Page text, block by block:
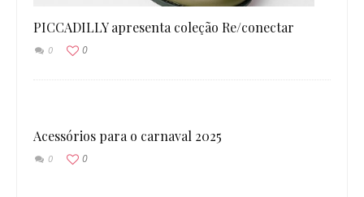
PICCADILLY apresenta coleção Re/conectar
0 0
Acessórios para o carnaval 2025
0 0